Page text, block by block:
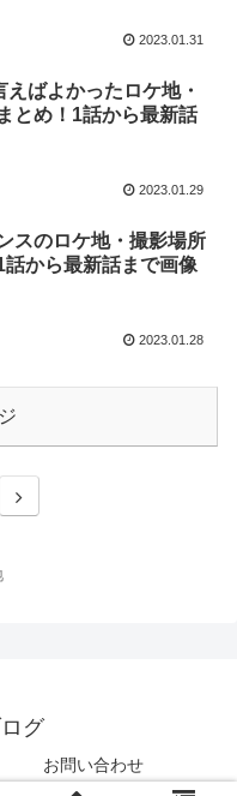
2023.01.31
えばよかったロケ地・
とめ！1話から最新話
2023.01.29
スのロケ地・撮影場所
話から最新話まで画像
2023.01.28
グ
お問い合わせ